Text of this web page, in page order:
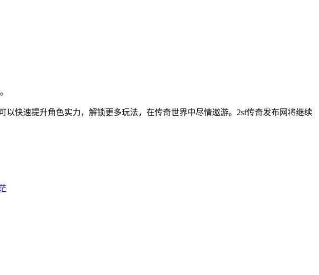
快速提升角色实力，解锁更多玩法，在传奇世界中尽情遨游。2sf传奇发布网将继续